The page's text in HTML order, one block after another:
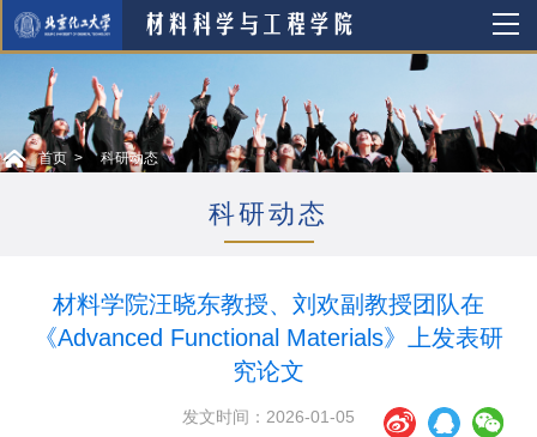
首页 科研动态
科研动态
材料学院汪晓东教授、刘欢副教授团队在
《Advanced Functional Materials》上发表研
究论文
发文时间：2026-01-05